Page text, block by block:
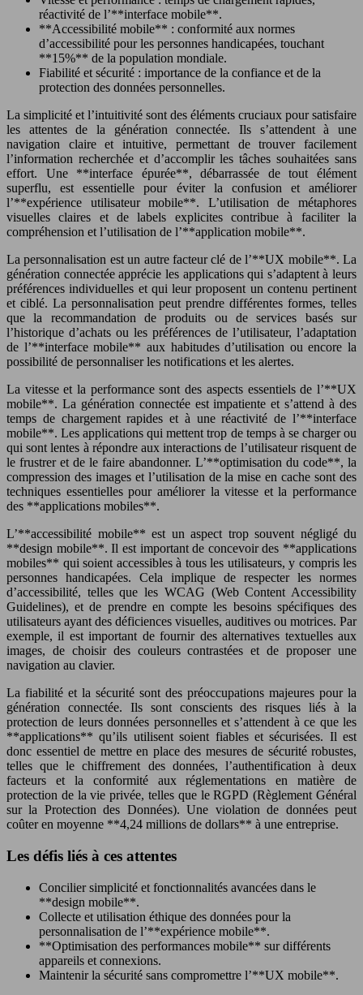
réactivité de l’**interface mobile**.
**Accessibilité mobile** : conformité aux normes
d’accessibilité pour les personnes handicapées, touchant
**15%** de la population mondiale.
Fiabilité et sécurité : importance de la confiance et de la
protection des données personnelles.
La simplicité et l’intuitivité sont des éléments cruciaux pour satisfaire
les attentes de la génération connectée. Ils s’attendent à une
navigation claire et intuitive, permettant de trouver facilement
l’information recherchée et d’accomplir les tâches souhaitées sans
effort. Une **interface épurée**, débarrassée de tout élément
superflu, est essentielle pour éviter la confusion et améliorer
l’**expérience utilisateur mobile**. L’utilisation de métaphores
visuelles claires et de labels explicites contribue à faciliter la
compréhension et l’utilisation de l’**application mobile**.
La personnalisation est un autre facteur clé de l’**UX mobile**. La
génération connectée apprécie les applications qui s’adaptent à leurs
préférences individuelles et qui leur proposent un contenu pertinent
et ciblé. La personnalisation peut prendre différentes formes, telles
que la recommandation de produits ou de services basés sur
l’historique d’achats ou les préférences de l’utilisateur, l’adaptation
de l’**interface mobile** aux habitudes d’utilisation ou encore la
possibilité de personnaliser les notifications et les alertes.
La vitesse et la performance sont des aspects essentiels de l’**UX
mobile**. La génération connectée est impatiente et s’attend à des
temps de chargement rapides et à une réactivité de l’**interface
mobile**. Les applications qui mettent trop de temps à se charger ou
qui sont lentes à répondre aux interactions de l’utilisateur risquent de
le frustrer et de le faire abandonner. L’**optimisation du code**, la
compression des images et l’utilisation de la mise en cache sont des
techniques essentielles pour améliorer la vitesse et la performance
des **applications mobiles**.
L’**accessibilité mobile** est un aspect trop souvent négligé du
**design mobile**. Il est important de concevoir des **applications
mobiles** qui soient accessibles à tous les utilisateurs, y compris les
personnes handicapées. Cela implique de respecter les normes
d’accessibilité, telles que les WCAG (Web Content Accessibility
Guidelines), et de prendre en compte les besoins spécifiques des
utilisateurs ayant des déficiences visuelles, auditives ou motrices. Par
exemple, il est important de fournir des alternatives textuelles aux
images, de choisir des couleurs contrastées et de proposer une
navigation au clavier.
La fiabilité et la sécurité sont des préoccupations majeures pour la
génération connectée. Ils sont conscients des risques liés à la
protection de leurs données personnelles et s’attendent à ce que les
**applications** qu’ils utilisent soient fiables et sécurisées. Il est
donc essentiel de mettre en place des mesures de sécurité robustes,
telles que le chiffrement des données, l’authentification à deux
facteurs et la conformité aux réglementations en matière de
protection de la vie privée, telles que le RGPD (Règlement Général
sur la Protection des Données). Une violation de données peut
coûter en moyenne **4,24 millions de dollars** à une entreprise.
Les défis liés à ces attentes
Concilier simplicité et fonctionnalités avancées dans le
**design mobile**.
Collecte et utilisation éthique des données pour la
personnalisation de l’**expérience mobile**.
**Optimisation des performances mobile** sur différents
appareils et connexions.
Maintenir la sécurité sans compromettre l’**UX mobile**.